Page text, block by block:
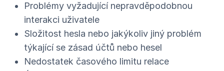
Problémy vyžadující nepravděpodobnou
interakci uživatele
Složitost hesla nebo jakýkoliv jiný problém
týkající se zásad účtů nebo hesel
Nedostatek časového limitu relace